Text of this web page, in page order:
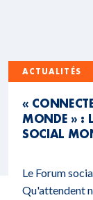
ACTUALITÉS
«
MONDE » :
SOCIAL
Le Forum
Qu'attendent